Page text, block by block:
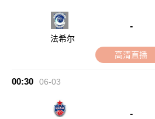
法希尔
-
高清直播
00:30 06-03
-